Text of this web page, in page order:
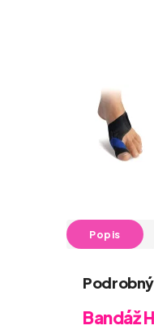
Popis
Bandáž